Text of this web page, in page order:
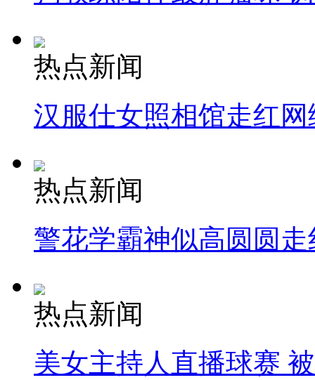
热点新闻
汉服仕女照相馆走红网
热点新闻
警花学霸神似高圆圆走
热点新闻
美女主持人直播球赛